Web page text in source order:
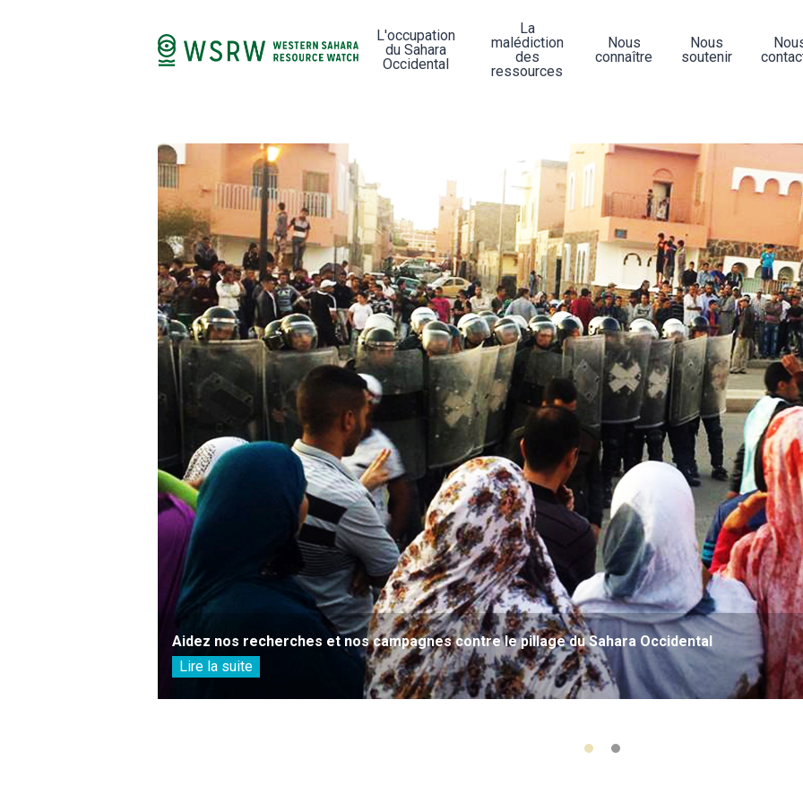
L'occupation
du Sahara
Occidental
La
malédiction
des
ressources
Nous
connaître
Nous
soutenir
Aidez nos recherches et nos campagnes contre le pillage du Sahara Occidental
Lire la suite